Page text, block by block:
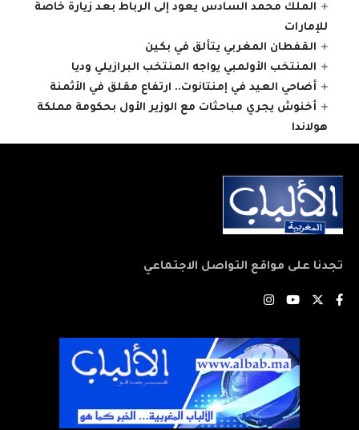
الملك محمد السادس يعود إلى الرباط بعد زيارة خاصة
للإمارات
القفطان المغربي يتألق في بكين
المنتخب الأولمبي يواجه المنتخب البرازيلي وديا
أضاحي العيد في إمنتانوت.. ارتفاع مقلق في الأثمنة
أخنوش يجري مباحثات مع الوزير الأول بحكومة مملكة
هولاندا
تجدنا على مواقع التواصل الاجتماعي